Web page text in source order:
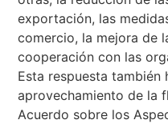
exportación, las
comercio, la mejora de
cooperación con las
Esta respuesta
aprovechamiento de la
Acuerdo sobre los